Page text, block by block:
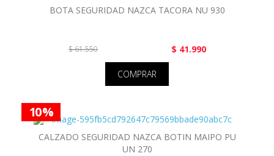
BOTA SEGURIDAD NAZCA TACORA NU 930
$ 61.550 $ 41.990
COMPRAR
10 %
CALZADO SEGURIDAD NAZCA BOTIN MAIPO PU
UN 270